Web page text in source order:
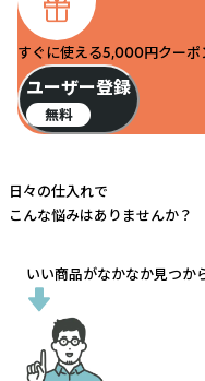
すぐに使える5,000円クーポ
ユーザー登録
無料
日々の仕入れで
こんな悩みはありませんか？
いい商品がなかなか見つか